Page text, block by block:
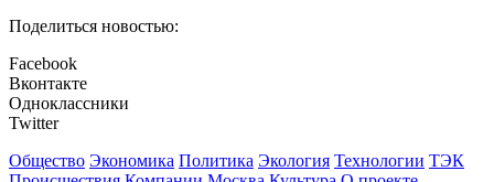
Поделиться новостью:
Facebook
Вконтакте
Одноклассники
Twitter
Общество Экономика Политика Экология Технологии ТЭК